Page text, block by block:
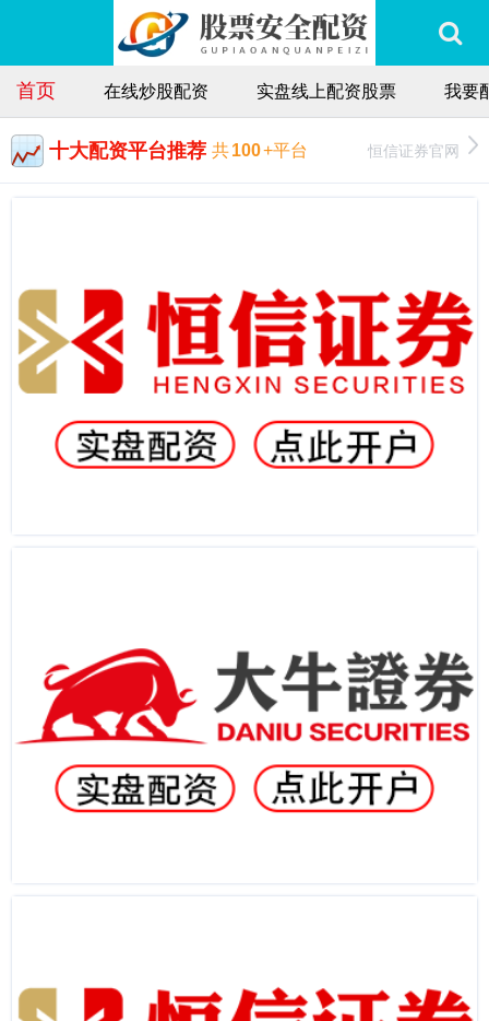
首页 在线炒股配资 实盘线上配资股票 我要
十大配资平台推荐 共100+平台 恒信证券官网